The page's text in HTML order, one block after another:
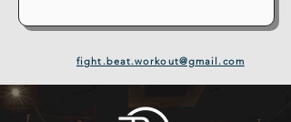
fight.beat.workout@gmail.com